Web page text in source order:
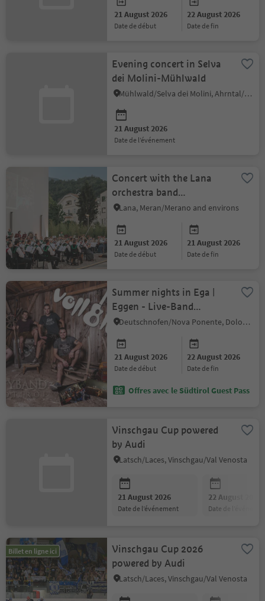
21 August 2026
date de début
22 August 2026
date de fin
Evening concert in Selva
dei Molini-Mühlwald
Mühlwald/Selva dei Molini, Ahrntal/Valle Aurina
21 August 2026
date de l’événement
Concert with the Lana
orchestra band
"Bürgerkapelle Lana"
Lana, Meran/Merano and environs
21 August 2026
date de début
21 August 2026
date de fin
Summer nights in Ega |
Eggen - Live-Band
"Vollbluet"
Deutschnofen/Nova Ponente, Dolomites Region Eggental
21 August 2026
date de début
22 August 2026
date de fin
Offres avec le Südtirol Guest Pass
Vinschgau Cup powered
by Audi
Latsch/Laces, Vinschgau/Val Venosta
21 August 2026
date de l’événement
22 August 2026
date de
Billet en ligne ici
Vinschgau Cup 2026
powered by Audi
Latsch/Laces, Vinschgau/Val Venosta